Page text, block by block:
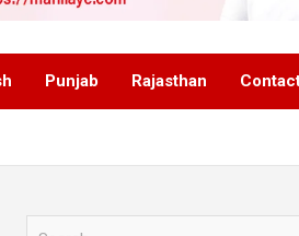
Punjab Rajasthan